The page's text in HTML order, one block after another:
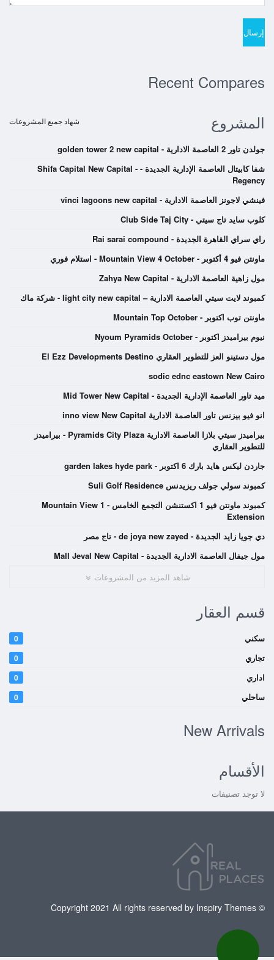
Recent Compares
المشروع
شهاد جميع المشروعات
جولدن تاور 2 العاصمة الادارية - golden tower 2 new capital
شفا كابيتال العاصمة الإدارية الجديدة - Shifa Capital New Capital -
Regency
فينشي لاجونز العاصمة الادارية - vinci lagoons new capital
كلوب سايد تاج سيتي - Club Side Taj City
راي سراي القاهرة الجديدة - Rai sarai compound
ماونتن فيو 4 أكتوبر - Mountain View 4 October - استلام فوري
مول زاهية العاصمة الادارية - Zahya New Capital
كمبوند لايت سيتي العاصمة الادارية – light city new capital - شركة ماك
ماونتن توب اكتوبر - Mountain Top October
نيوم بيراميدز اكتوبر - Nyoum Pyramids October
مول دستينو العز للتطوير العقاري El Ezz Developments Destino
sodic ednc eastown New Cairo
ميد تاور العاصمة الإدارية الجديدة - Mid Tower New Capital
انو فيو بيزنس تاور العاصمة الادارية inno view New Capital
بيراميدز سيتي بلازا العاصمة الادارية Pyramids City Plaza - بيراميدز
للتطوير العقاري
جاردن ليكس هايد بارك 6 اكتوبر - garden lakes hyde park
كمبوند سولي جولف ريزيدنس Suli Golf Residence
كمبوند ماونتن فيو 1 اكستنشن التجمع الخامس - Mountain View 1
Extension
دي جويا زايد الجديدة - de joya new zayed - تاج مصر
مول جيفال العاصمة الادارية الجديدة - Mall Jeval New Capital
شاهد المزيد من المشروعات
قسم العقار
سكني 0
تجاري 0
اداري 0
ساحلي 0
New Arrivals
الأقسام
لا توجد تصنيفات
© Copyright 2021 All rights reserved by Inspiry Themes